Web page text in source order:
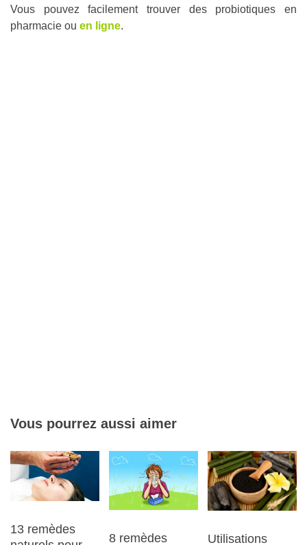
Vous pouvez facilement trouver des probiotiques en
pharmacie ou en ligne.
Vous pourrez aussi aimer
13 remèdes
8 remèdes Utilisations